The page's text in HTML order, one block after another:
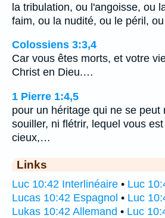
la tribulation, ou l'angoisse, ou
faim, ou la nudité, ou le péril,
Colossiens 3:3,4
Car vous êtes morts, et votre
Christ en Dieu.…
1 Pierre 1:4,5
pour un héritage qui ne se peut
souiller, ni flétrir, lequel vous
cieux,…
Links
Luc 10:42 Interlinéaire • Luc
Lucas 10:42 Espagnol • Luc
Lukas 10:42 Allemand • Luc